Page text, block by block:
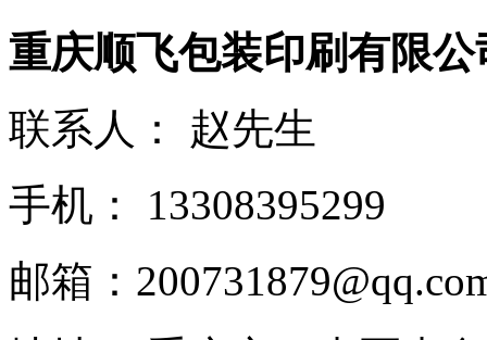
重庆顺飞包装印刷有限公
联系人： 赵先生
手机： 13308395299
邮箱：